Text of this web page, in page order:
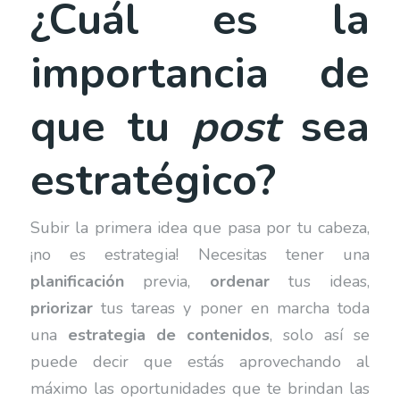
¿Cuál es la
importancia de
que tu postsea
estratégico?
Subir la primera idea que pasa por tu cabeza,
¡no es estrategia! Necesitas tener una
planificaciónprevia, ordenartus ideas,
priorizartus tareas y poner en marcha toda
una estrategia de contenidos, solo así se
puede decir que estás aprovechando al
máximo las oportunidades que te brindan las